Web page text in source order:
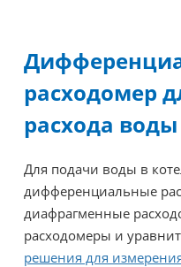
расходомер
расхода воды
Для подачи воды в
дифференциальные
диафрагменные
расходомеры и
решения для